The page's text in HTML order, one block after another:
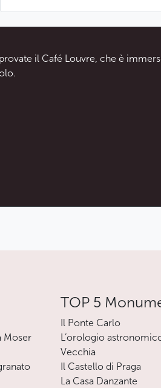
il Café Louvre, che è
Moser
TOP 5
Il Ponte Carlo
L’orologio
Vecchia
Il Castello di Praga
La Casa Danzante